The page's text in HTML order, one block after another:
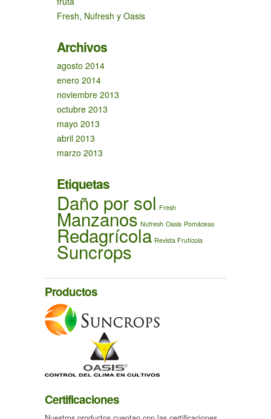
Fresh, Nufresh y Oasis
Archivos
agosto 2014
enero 2014
noviembre 2013
octubre 2013
mayo 2013
abril 2013
marzo 2013
Etiquetas
Daño por sol Fresh
Manzanos Nufresh Oasis Pomáceas
Redagrícola Revista Frutícola
Suncrops
Productos
Certificaciones